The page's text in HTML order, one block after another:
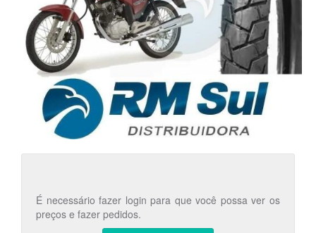
É necessário fazer login para que você possa ver os
preços e fazer pedidos.